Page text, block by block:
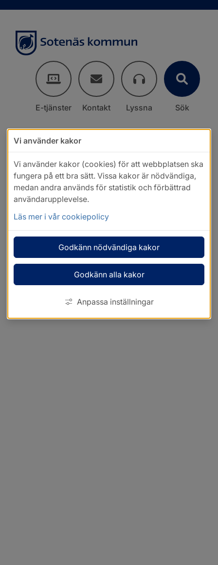
E-tjänster Kontakt Lyssna Sök
Vi använder kakor
Vi använder kakor (cookies) för att webbplatsen ska
fungera på ett bra sätt. Vissa kakor är nödvändiga,
medan andra används för statistik och förbättrad
användarupplevelse.
Läs mer i vår cookiepolicy
Godkänn nödvändiga kakor
Godkänn alla kakor
Anpassa inställningar